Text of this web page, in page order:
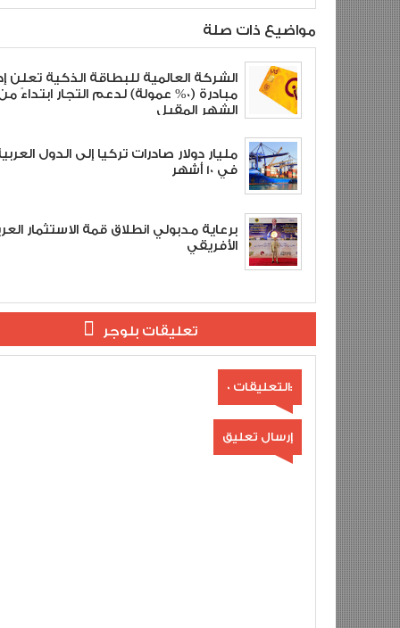
مواضيع ذات صلة
الشركة العالمية للبطاقة الذكية تعلن
مبادرة (0% عمولة) لدعم التجار ابتداءً
الشهر المقبل
في 10 أشهر
برعاية مدبولي انطلاق قمة الاستثمار
الأفريقي
تعليقات بلوجر
0 التعليقات:
إرسال تعليق